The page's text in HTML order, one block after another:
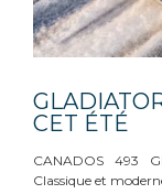
CET ÉTÉ
CANADOS 493
Classique et